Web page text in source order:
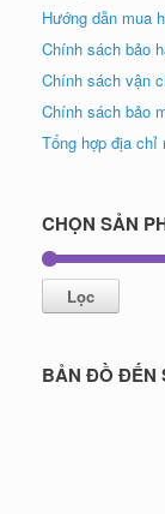
Hướng dẫn mua
Chính sách bảo
Chính sách vận
Chính sách bảo
Tổng hợp địa chỉ
CHỌN SẢN
Lọc
BẢN ĐỒ ĐẾN